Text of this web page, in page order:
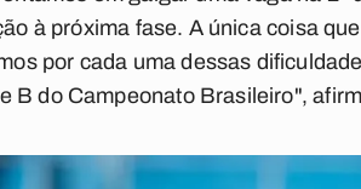
à próxima fase. A única coisa
por cada uma dessas
B do Campeonato Brasileiro",